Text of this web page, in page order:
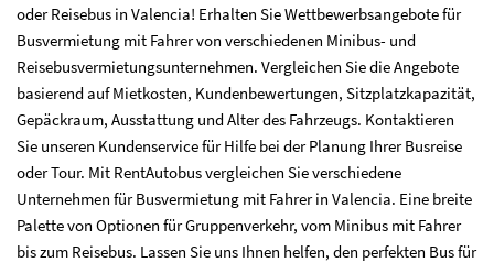
oder Reisebus in Valencia! Erhalten Sie Wettbewerbsangebote für
Busvermietung mit Fahrer von verschiedenen Minibus- und
Reisebusvermietungsunternehmen. Vergleichen Sie die Angebote
basierend auf Mietkosten, Kundenbewertungen, Sitzplatzkapazität,
Gepäckraum, Ausstattung und Alter des Fahrzeugs. Kontaktieren
Sie unseren Kundenservice für Hilfe bei der Planung Ihrer Busreise
oder Tour. Mit RentAutobus vergleichen Sie verschiedene
Unternehmen für Busvermietung mit Fahrer in Valencia. Eine breite
Palette von Optionen für Gruppenverkehr, vom Minibus mit Fahrer
bis zum Reisebus. Lassen Sie uns Ihnen helfen, den perfekten Bus für